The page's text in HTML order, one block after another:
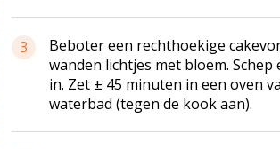
3
Beboter een rechthoekige
wanden lichtjes met bloem. Schep
in. Zet ± 45 minuten in een oven
waterbad (tegen de kook aan).